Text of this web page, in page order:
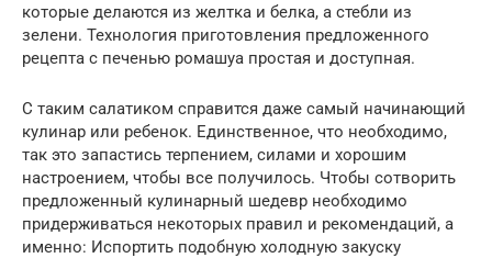
которые делаются из желтка и белка, а стебли из
зелени. Технология приготовления предложенного
рецепта с печенью ромашуа простая и доступная.
С таким салатиком справится даже самый начинающий
кулинар или ребенок. Единственное, что необходимо,
так это запастись терпением, силами и хорошим
настроением, чтобы все получилось. Чтобы сотворить
предложенный кулинарный шедевр необходимо
придерживаться некоторых правил и рекомендаций, а
именно: Испортить подобную холодную закуску